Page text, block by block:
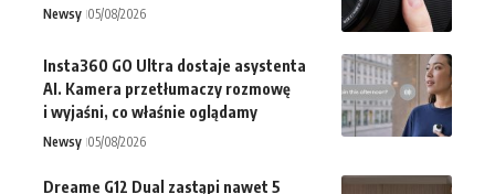
Newsy 05/08/2026
Insta360 GO Ultra dostaje asystenta
AI. Kamera przetłumaczy rozmowę
i wyjaśni, co właśnie oglądamy
Newsy 05/08/2026
Dreame G12 Dual zastąpi nawet 5